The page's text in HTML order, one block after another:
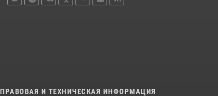
ПРАВОВАЯ И ТЕХНИЧЕСКАЯ ИНФОРМАЦИЯ